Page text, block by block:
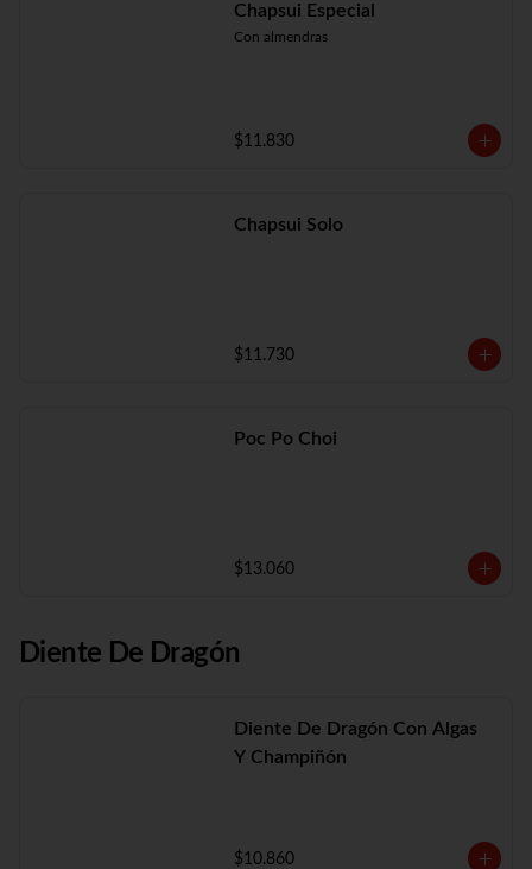
Chapsui Especial
Con almendras
$11.830
Chapsui Solo
$11.730
Poc Po Choi
$13.060
Diente De Dragón
Diente De Dragón Con Algas
Y Champiñón
$10.860